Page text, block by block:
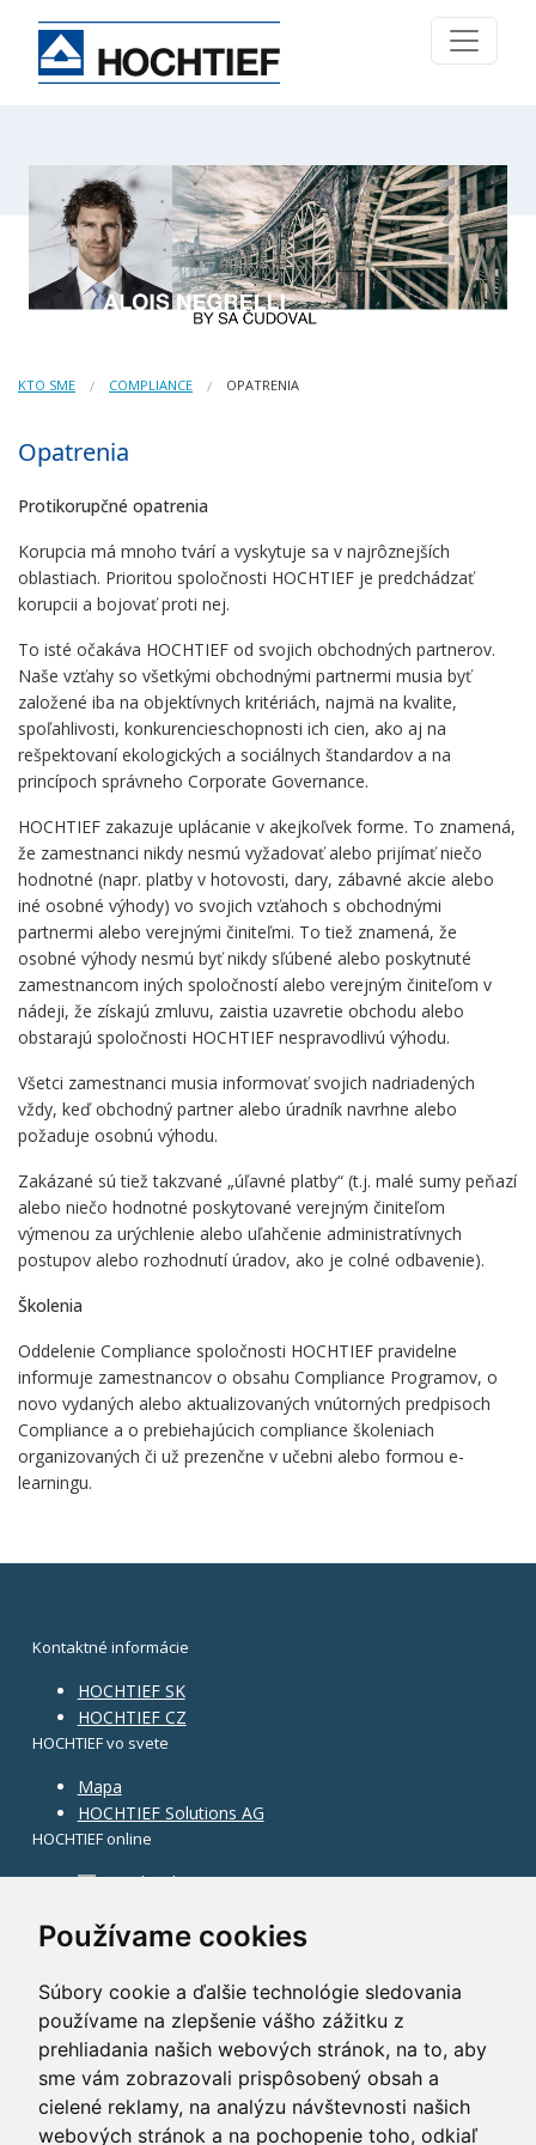
Používame cookies
Súbory cookie a ďalšie technológie sledovania
používame na zlepšenie vášho zážitku z
prehliadania našich webových stránok, na to, aby
sme vám zobrazovali prispôsobený obsah a
cielené reklamy, na analýzu návštevnosti našich
webových stránok a na pochopenie toho, odkiaľ
KTO SME COMPLIANCE OPATRENIA
Opatrenia
Protikorupčné opatrenia
Korupcia má mnoho tvárí a vyskytuje sa v najrôznejších
oblastiach. Prioritou spoločnosti HOCHTIEF je predchádzať
korupcii a bojovať proti nej.
To isté očakáva HOCHTIEF od svojich obchodných partnerov.
Naše vzťahy so všetkými obchodnými partnermi musia byť
založené iba na objektívnych kritériách, najmä na kvalite,
spoľahlivosti, konkurencieschopnosti ich cien, ako aj na
rešpektovaní ekologických a sociálnych štandardov a na
princípoch správneho Corporate Governance.
HOCHTIEF zakazuje uplácanie v akejkoľvek forme. To znamená,
že zamestnanci nikdy nesmú vyžadovať alebo prijímať niečo
hodnotné (napr. platby v hotovosti, dary, zábavné akcie alebo
iné osobné výhody) vo svojich vzťahoch s obchodnými
partnermi alebo verejnými činiteľmi. To tiež znamená, že
osobné výhody nesmú byť nikdy sľúbené alebo poskytnuté
zamestnancom iných spoločností alebo verejným činiteľom v
nádeji, že získajú zmluvu, zaistia uzavretie obchodu alebo
obstarajú spoločnosti HOCHTIEF nespravodlivú výhodu.
Všetci zamestnanci musia informovať svojich nadriadených
vždy, keď obchodný partner alebo úradník navrhne alebo
požaduje osobnú výhodu.
Zakázané sú tiež takzvané „úľavné platby“ (t.j. malé sumy peňazí
alebo niečo hodnotné poskytované verejným činiteľom
výmenou za urýchlenie alebo uľahčenie administratívnych
postupov alebo rozhodnutí úradov, ako je colné odbavenie).
Školenia
Oddelenie Compliance spoločnosti HOCHTIEF pravidelne
informuje zamestnancov o obsahu Compliance Programov, o
novo vydaných alebo aktualizovaných vnútorných predpisoch
Compliance a o prebiehajúcich compliance školeniach
organizovaných či už prezenčne v učebni alebo formou e-
learningu.
Kontaktné informácie
HOCHTIEF SK
HOCHTIEF CZ
HOCHTIEF vo svete
Mapa
HOCHTIEF Solutions AG
HOCHTIEF online
Facebook